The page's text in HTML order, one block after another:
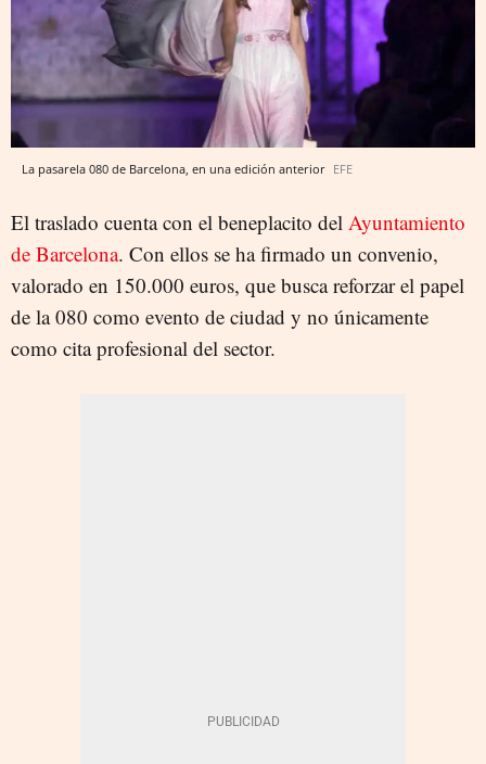
La pasarela 080 de Barcelona, en una edición anterior EFE
El traslado cuenta con el beneplacito del Ayuntamiento
de Barcelona. Con ellos se ha firmado un convenio,
valorado en 150.000 euros, que busca reforzar el papel
de la 080 como evento de ciudad y no únicamente
como cita profesional del sector.